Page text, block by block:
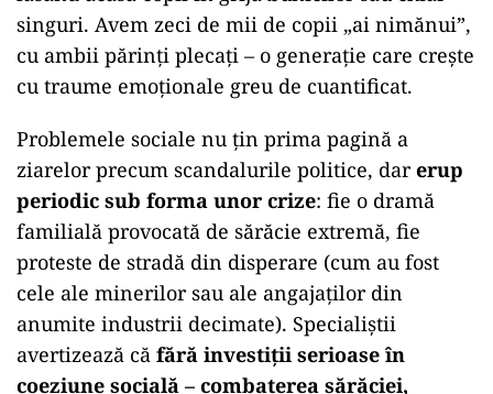
singuri. Avem zeci de mii de copii „ai nimănui”,
cu ambii părinți plecați – o generație care crește
cu traume emoționale greu de cuantificat.
Problemele sociale nu țin prima pagină a
ziarelor precum scandalurile politice, darerup
periodic sub forma unor crize: fie o dramă
familială provocată de sărăcie extremă, fie
proteste de stradă din disperare (cum au fost
cele ale minerilor sau ale angajaților din
anumite industrii decimate). Specialiștii
avertizează că fără investiții serioase în
coeziune socială – combaterea sărăciei,